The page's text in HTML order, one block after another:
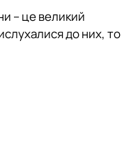
– це великий
до них, то